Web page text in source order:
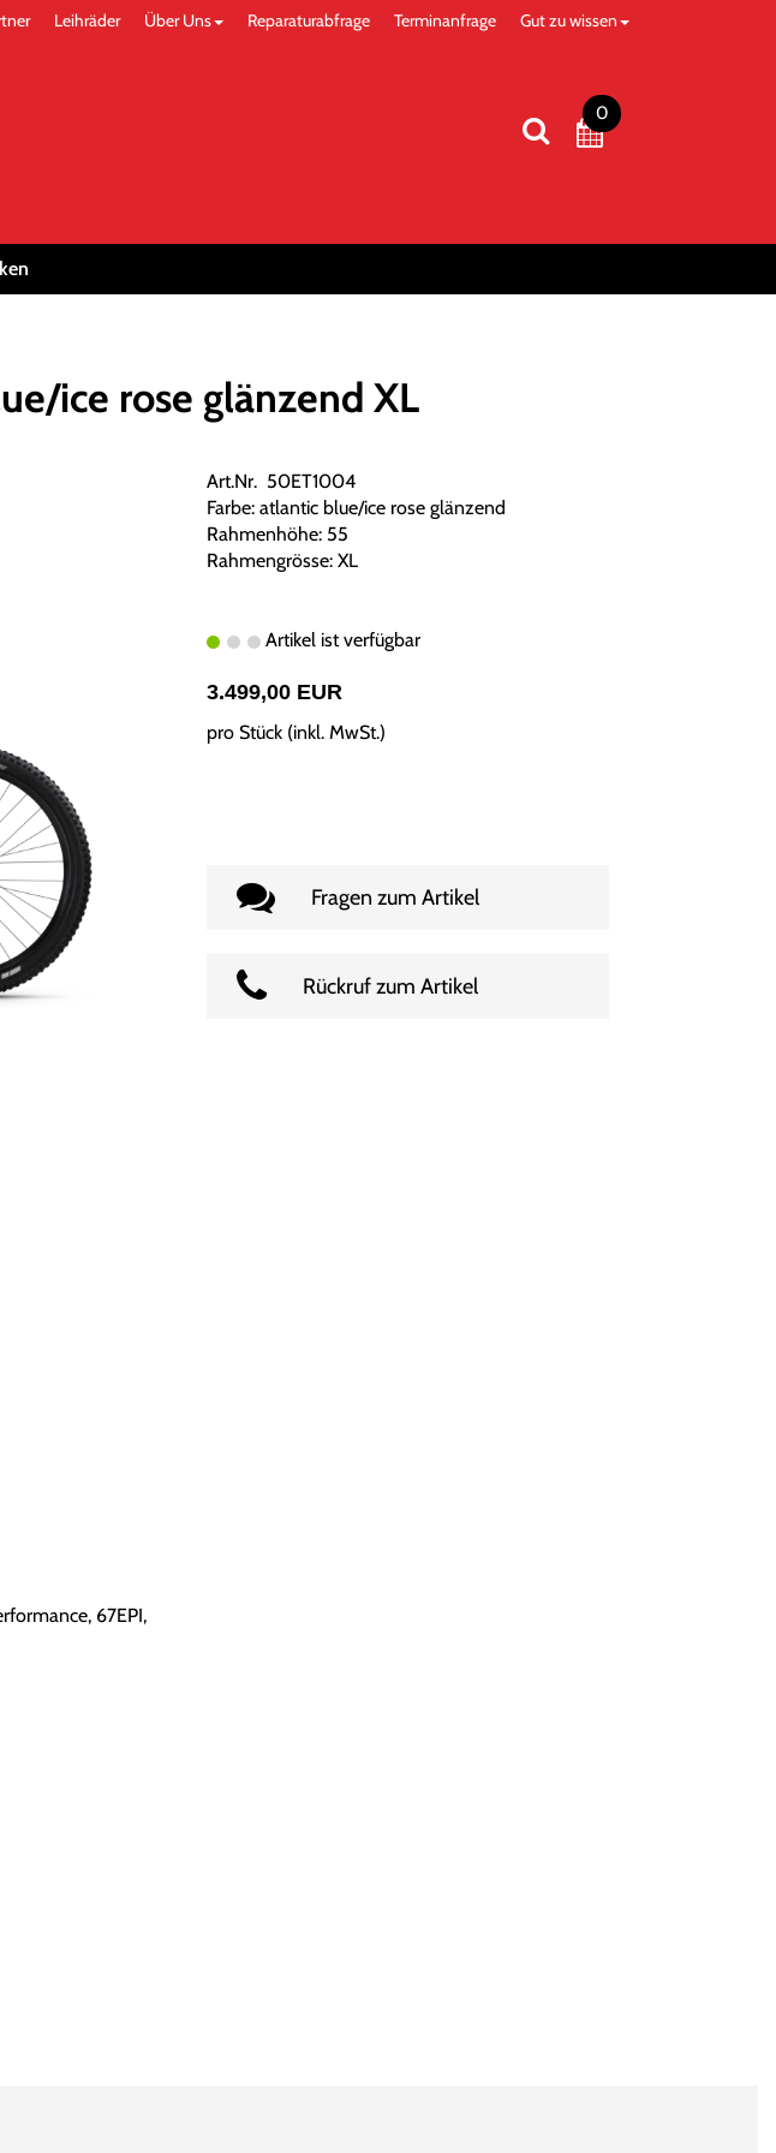
Leihräder Über Uns Reparaturabfrage Terminanfrage Gut zu wissen
0
ice rose glänzend XL
67EPI,
Art.Nr. 50ET1004
Farbe: atlantic blue/ice rose glänzend
Rahmenhöhe: 55
Rahmengrösse: XL
Artikel ist verfügbar
3.499,00 EUR
pro Stück (inkl. MwSt.)
Fragen zum Artikel
Rückruf zum Artikel